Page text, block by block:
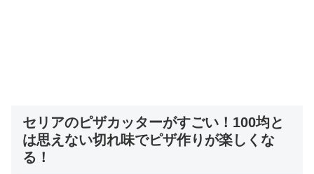
セリアのピザカッターがすごい！100均と
は思えない切れ味でピザ作りが楽しくな
る！